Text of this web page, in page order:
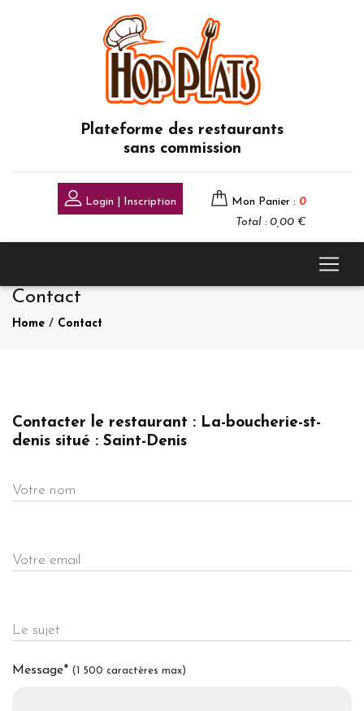
Plateforme des restaurants
sans commission
Login | Inscription Mon Panier : 0
Total : 0,00 €
Contact
Home / Contact
Contacter le restaurant : La-boucherie-st-
denis situé : Saint-Denis
Votre nom
Votre email
Le sujet
Message* (1 500 caractères max)